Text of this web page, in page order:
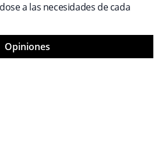
a las necesidades de cada
Opiniones